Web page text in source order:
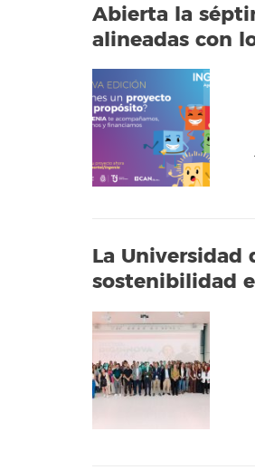
Abierta la
alineadas con
La Universidad
sostenibilidad